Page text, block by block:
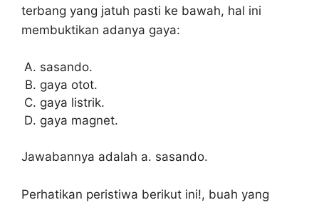
terbang yang jatuh pasti ke bawah, hal ini
membuktikan adanya gaya:
sasando.
gaya otot.
gaya listrik.
gaya magnet.
Jawabannya adalah a. sasando.
Perhatikan peristiwa berikut ini!, buah yang